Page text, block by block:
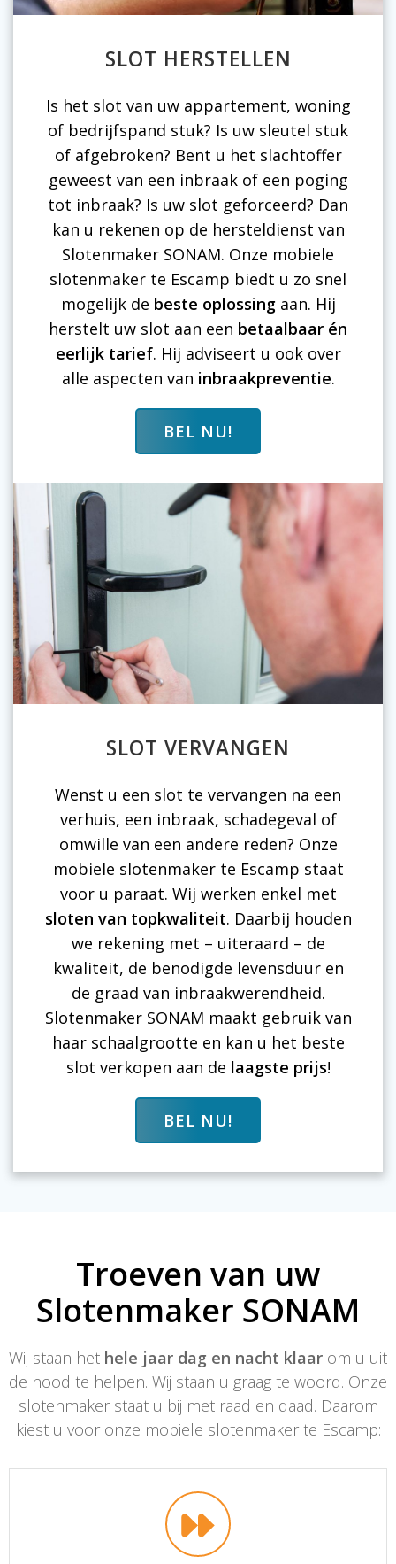
SLOT HERSTELLEN
Is het slot van uw appartement, woning
of bedrijfspand stuk? Is uw sleutel stuk
of afgebroken? Bent u het slachtoffer
geweest van een inbraak of een poging
tot inbraak? Is uw slot geforceerd? Dan
kan u rekenen op de hersteldienst van
Slotenmaker SONAM. Onze mobiele
slotenmaker te Escamp biedt u zo snel
mogelijk de beste oplossingaan. Hij
herstelt uw slot aan een betaalbaar én
eerlijk tarief. Hij adviseert u ook over
alle aspecten van inbraakpreventie.
BEL NU!
SLOT VERVANGEN
Wenst u een slot te vervangen na een
verhuis, een inbraak, schadegeval of
omwille van een andere reden? Onze
mobiele slotenmaker te Escamp staat
voor u paraat. Wij werken enkel met
sloten van topkwaliteit. Daarbij houden
we rekening met – uiteraard – de
kwaliteit, de benodigde levensduur en
de graad van inbraakwerendheid.
Slotenmaker SONAM maakt gebruik van
haar schaalgrootte en kan u het beste
slot verkopen aan de laagste prijs!
BEL NU!
Troeven van uw
Slotenmaker SONAM
Wij staan het hele jaar dag en nacht klaar om u uit
de nood te helpen. Wij staan u graag te woord. Onze
slotenmaker staat u bij met raad en daad. Daarom
kiest u voor onze mobiele slotenmaker te Escamp: